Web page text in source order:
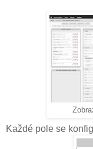
Každé pole se